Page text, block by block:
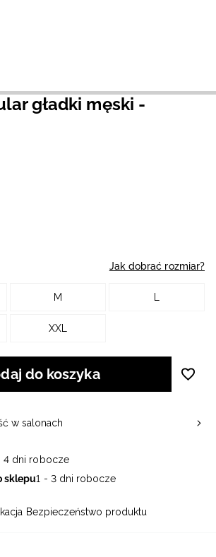
Bezpieczeństwo produktu
gładki męski -
Jak dobrać rozmiar?
M L
XXL
do koszyka
4 dni robocze
sklepu1 - 3 dni robocze
w salonach